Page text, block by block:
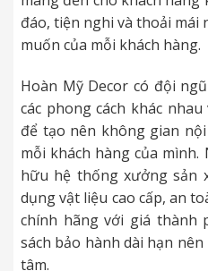
đáo, tiện nghi và thoải
muốn của mỗi khách hàng.
Hoàn Mỹ Decor có đội
các phong cách khác
để tạo nên không gian
mỗi khách hàng của
hữu hệ thống xưởng sản
dụng vật liệu cao cấp, an
chính hãng với giá thành
sách bảo hành dài hạn
tâm.